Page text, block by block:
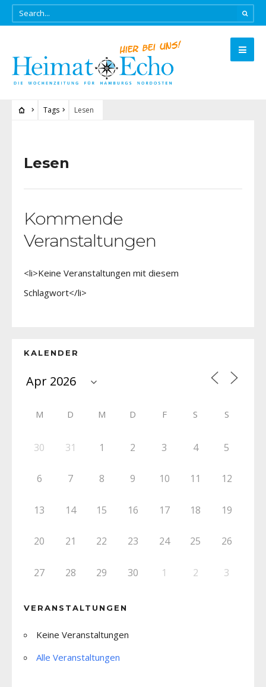
Tags Lesen
Lesen
Kommende
Veranstaltungen
<li>Keine Veranstaltungen mit diesem
Schlagwort</li>
KALENDER
M D M D F S S
30 31 1 2 3 4 5
6 7 8 9 10 11 12
13 14 15 16 17 18 19
20 21 22 23 24 25 26
27 28 29 30 1 2 3
VERANSTALTUNGEN
Keine Veranstaltungen
Alle Veranstaltungen